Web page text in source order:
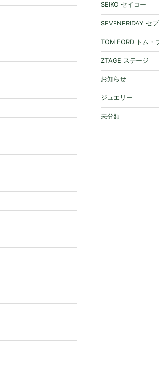
SEIKO セイコー
SEVENFRIDAY セ
TOM FORD トム・
ZTAGE ステージ
お知らせ
ジュエリー
未分類